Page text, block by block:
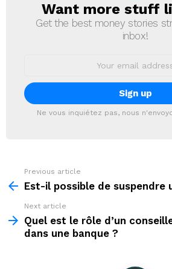
NEWSLETTER
Want more stuff
Get the best money stories
inbox!
Ne vous inquiétez pas, nous
more
Previous article
Est-il possible de suspendre
Next article
Quel est le rôle d’un
dans une banque ?